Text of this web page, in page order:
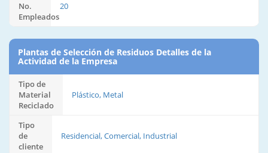
No.
Empleados
20
Plantas de Selección de Residuos Detalles de la
Actividad de la Empresa
Tipo de
Material
Reciclado
Plástico, Metal
Tipo
de
cliente
Residencial, Comercial, Industrial